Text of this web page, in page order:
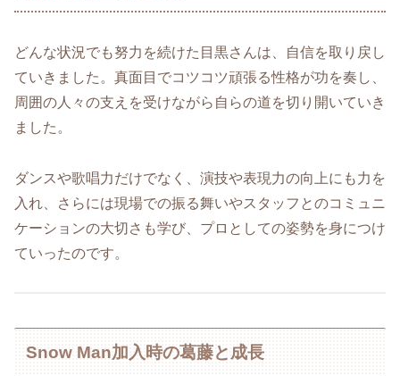
どんな状況でも努力を続けた目黒さんは、自信を取り戻し
ていきました。真面目でコツコツ頑張る性格が功を奏し、
周囲の人々の支えを受けながら自らの道を切り開いていき
ました。
ダンスや歌唱力だけでなく、演技や表現力の向上にも力を
入れ、さらには現場での振る舞いやスタッフとのコミュニ
ケーションの大切さも学び、プロとしての姿勢を身につけ
ていったのです。
Snow Man加入時の葛藤と成長